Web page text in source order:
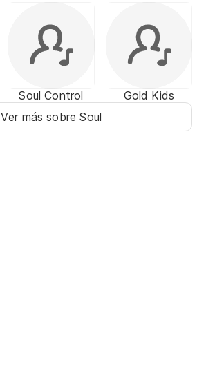
Soul Control
Gold Kids
Ver más sobre Soul